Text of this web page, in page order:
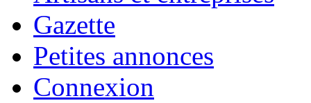
Gazette
Petites annonces
Connexion